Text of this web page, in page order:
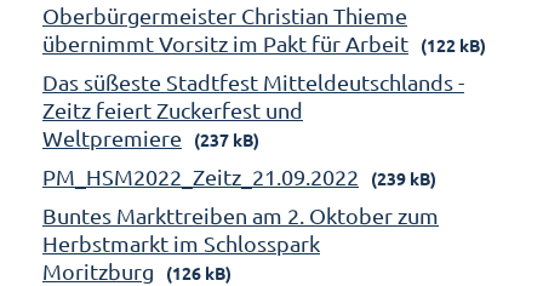
Oberbürgermeister Christian Thieme
übernimmt Vorsitz im Pakt für Arbeit
(122 kB)
Das süßeste Stadtfest Mitteldeutschlands -
Zeitz feiert Zuckerfest und
Weltpremiere
(237 kB)
PM_HSM2022_Zeitz_21.09.2022 (239 kB)
Buntes Markttreiben am 2. Oktober zum
Herbstmarkt im Schlosspark
Moritzburg
(126 kB)